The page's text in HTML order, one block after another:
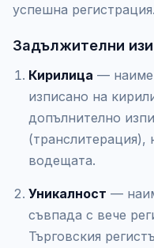
успешна регистрация.
Задължителни
Кирилица —
изписано на
допълнително
(транслитерация),
водещата.
Уникалност —
съвпада с вече
Търговския